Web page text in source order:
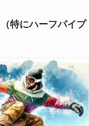
特にハーフパイプ